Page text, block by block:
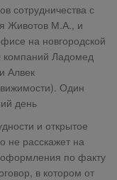
сотрудничества с
Животов М.А., и
на новгородской
Ладомед
Алвек
Один
день
и открытое
не расскажет на
по факту
в котором от